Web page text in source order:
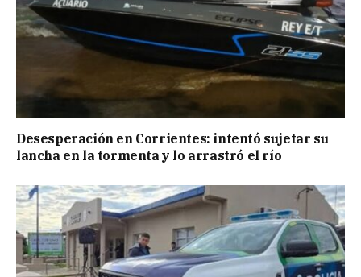
Desesperación en Corrientes: intentó sujetar su
lancha en la tormenta y lo arrastró el río